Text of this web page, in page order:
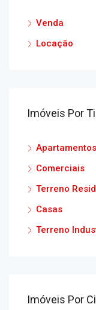
Venda
Locação
Imóveis Por
Apartamentos
Comerciais
Terreno
Casas
Terreno
Imóveis Por